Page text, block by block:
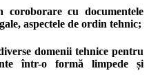
coroborare cu documentele
aspectele de ordin tehnic;
domenii tehnice pentru
într-o formă limpede și